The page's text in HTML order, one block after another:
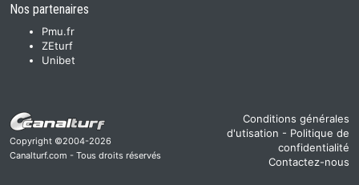
Nos partenaires
Pmu.fr
ZEturf
Unibet
Copyright ©2004-2026
Canalturf.com - Tous droits réservés
Conditions générales
d'utisation - Politique de
confidentialité
Contactez-nous